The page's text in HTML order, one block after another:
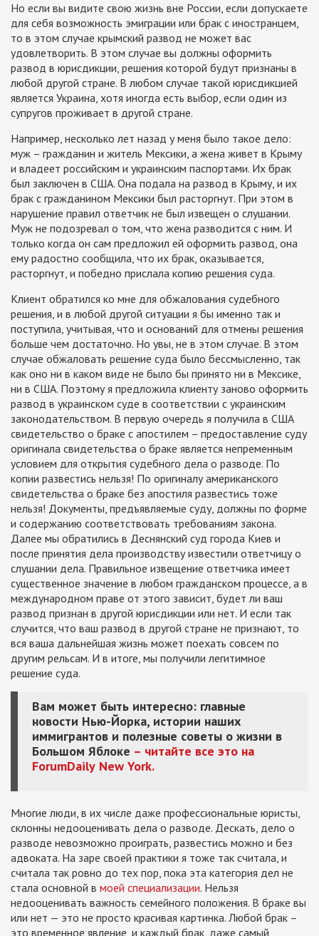
Но если вы видите свою жизнь вне России, если допускаете
для себя возможность эмиграции или брак с иностранцем,
то в этом случае крымский развод не может вас
удовлетворить. В этом случае вы должны оформить
развод в юрисдикции, решения которой будут признаны в
любой другой стране. В любом случае такой юрисдикцией
является Украина, хотя иногда есть выбор, если один из
супругов проживает в другой стране.
Например, несколько лет назад у меня было такое дело:
муж – гражданин и житель Мексики, а жена живет в Крыму
и владеет российским и украинским паспортами. Их брак
был заключен в США. Она подала на развод в Крыму, и их
брак с гражданином Мексики был расторгнут. При этом в
нарушение правил ответчик не был извещен о слушании.
Муж не подозревал о том, что жена разводится с ним. И
только когда он сам предложил ей оформить развод, она
ему радостно сообщила, что их брак, оказывается,
расторгнут, и победно прислала копию решения суда.
Клиент обратился ко мне для обжалования судебного
решения, и в любой другой ситуации я бы именно так и
поступила, учитывая, что и оснований для отмены решения
больше чем достаточно. Но увы, не в этом случае. В этом
случае обжаловать решение суда было бессмысленно, так
как оно ни в каком виде не было бы принято ни в Мексике,
ни в США. Поэтому я предложила клиенту заново оформить
развод в украинском суде в соответствии с украинским
законодательством. В первую очередь я получила в США
свидетельство о браке с апостилем – предоставление суду
оригинала свидетельства о браке является непременным
условием для открытия судебного дела о разводе. По
копии развестись нельзя! По оригиналу американского
свидетельства о браке без апостиля развестись тоже
нельзя! Документы, предъявляемые суду, должны по форме
и содержанию соответствовать требованиям закона.
Далее мы обратились в Деснянский суд города Киев и
после принятия дела производству известили ответчицу о
слушании дела. Правильное извещение ответчика имеет
существенное значение в любом гражданском процессе, а в
международном праве от этого зависит, будет ли ваш
развод признан в другой юрисдикции или нет. И если так
случится, что ваш развод в другой стране не признают, то
вся ваша дальнейшая жизнь может поехать совсем по
другим рельсам. И в итоге, мы получили легитимное
решение суда.
Вам может быть интересно: главные
новости Нью-Йорка, истории наших
иммигрантов и полезные советы о жизни в
Большом Яблоке – читайте все это на
ForumDaily New York.
Многие люди, в их числе даже профессиональные юристы,
склонны недооценивать дела о разводе. Дескать, дело о
разводе невозможно проиграть, развестись можно и без
адвоката. На заре своей практики я тоже так считала, и
считала так ровно до тех пор, пока эта категория дел не
стала основной в моей специализации. Нельзя
недооценивать важность семейного положения. В браке вы
или нет — это не просто красивая картинка. Любой брак –
это временное явление, и каждый брак, даже самый